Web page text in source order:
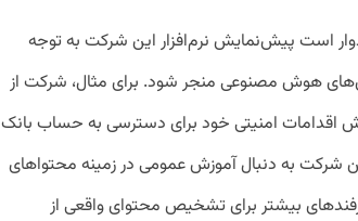
است پیش‌نمایش نرم‌افزار این شرکت به توجه
هوش مصنوعی منجر شود. برای مثال، شرکت از
اقدامات امنیتی خود برای دسترسی به حساب بانک
به دنبال آموزش عمومی در زمینه محتواهای
بیشتر برای تشخیص محتوای واقعی از